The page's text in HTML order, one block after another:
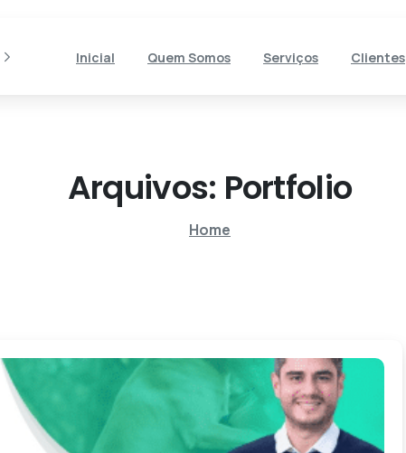
Inicial Quem Somos Serviços Clientes
Arquivos: Portfolio
Home